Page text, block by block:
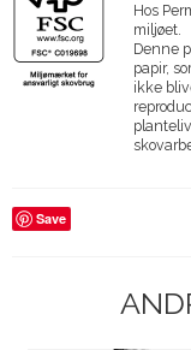
Hos
miljøet.
Denne
papir,
ikke
Save